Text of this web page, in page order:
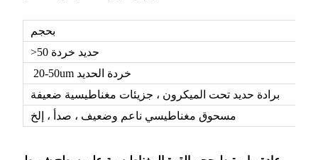
بحجم
>50 حديد خردة
20-50um خردة الحديد
برادة حديد تحت الميكرون ، جزيئات مغناطيسية ضعيفة
مسحوق مغناطيسي ناعم وضعيف ، صدأ ، إلخ